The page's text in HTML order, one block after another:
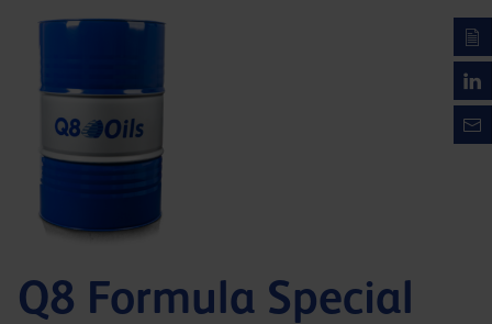
Q8 Formula Special